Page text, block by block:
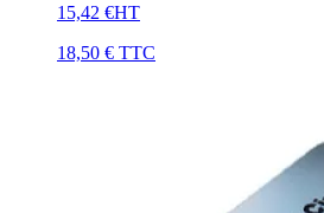
15,42 €HT
18,50 € TTC